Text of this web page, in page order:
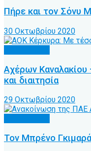
Πήρε και τον Σόνυ
30 Οκτωβρίου 2020
Αχέρων
και διαιτησία
29 Οκτωβρίου 2020
Τον Μπρένο